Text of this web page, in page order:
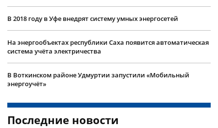
В 2018 году в Уфе внедрят систему умных энергосетей
На энергообъектах республики Саха появится автоматическая
система учёта электричества
В Воткинском районе Удмуртии запустили «Мобильный
энергоучёт»
Последние новости